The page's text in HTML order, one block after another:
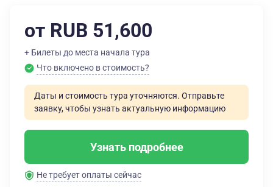
от RUB 51,600
+ Билеты до места начала тура
Что включено в стоимость?
Даты и стоимость тура уточняются. Отправьте
заявку, чтобы узнать актуальную информацию
Узнать подробнее
Не требует оплаты сейчас